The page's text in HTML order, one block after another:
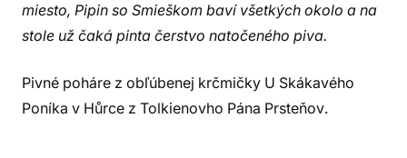
miesto, Pipin so Smieškom baví všetkých okolo a na
stole už čaká pinta čerstvo natočeného piva.
Pivné poháre z obľúbenej krčmičky U Skákavého
Poníka v Hůrce z Tolkienovho Pána Prsteňov.